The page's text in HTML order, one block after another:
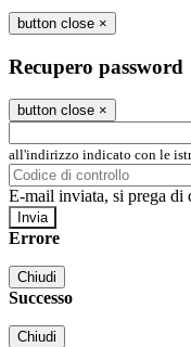
button close ×
Recupero password
button close ×
all'indirizzo indicato con le
E-mail inviata, si prega di
Errore
Chiudi
Successo
Chiudi